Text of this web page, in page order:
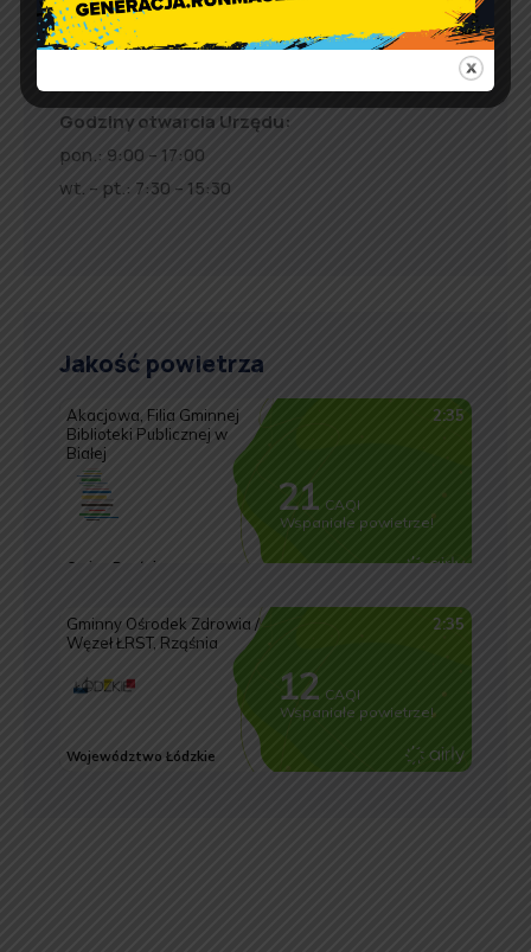
adres email:
tel. 44 631-71-22 (biuro podawcze)
Godziny otwarcia Urzędu:
pon.: 9:00 – 17:00
wt. – pt.: 7:30 – 15:30
Jakość powietrza